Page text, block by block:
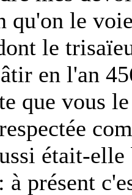
qu'on le
le
en l'an
que vous
était-
présent